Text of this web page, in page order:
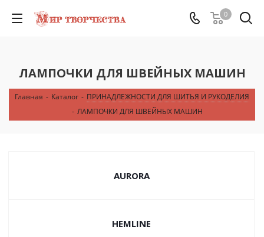
0
ЛАМПОЧКИ ДЛЯ ШВЕЙНЫХ МАШИН
Главная - Каталог - ПРИНАДЛЕЖНОСТИ ДЛЯ ШИТЬЯ И РУКОДЕЛИЯ
- ЛАМПОЧКИ ДЛЯ ШВЕЙНЫХ МАШИН
AURORA
HEMLINE